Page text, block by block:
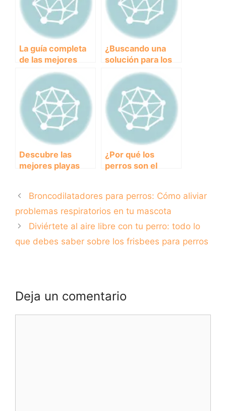
La guía completa
de las mejores
playas para perros
en Alicante
¿Buscando una
solución para los
meaderos de tu
perro? Descubre
las mejores
opciones en el
mercado.
Descubre las
mejores playas
del verano junto a
tu mascota
¿Por qué los
perros son el
las razones para
tener un perro de
compañía
Broncodilatadores para perros: Cómo aliviar
problemas respiratorios en tu mascota
Diviértete al aire libre con tu perro: todo lo
que debes saber sobre los frisbees para perros
Deja un comentario